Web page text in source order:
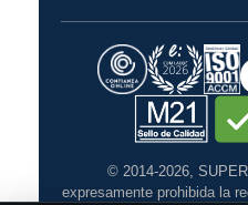
© 2014-2026,
expresamente prohibida la